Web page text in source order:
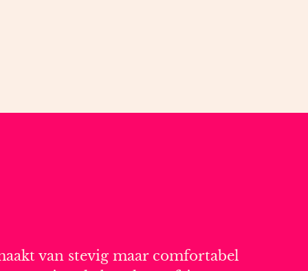
van stevig maar comfortabel